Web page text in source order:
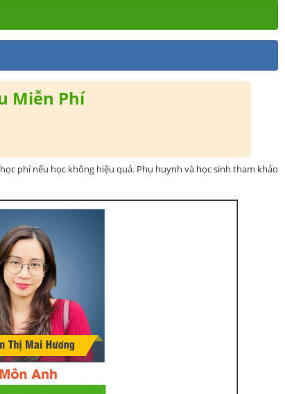
Miễn Phí
phí nếu học không hiệu quả. Phụ huynh và học sinh tham khảo